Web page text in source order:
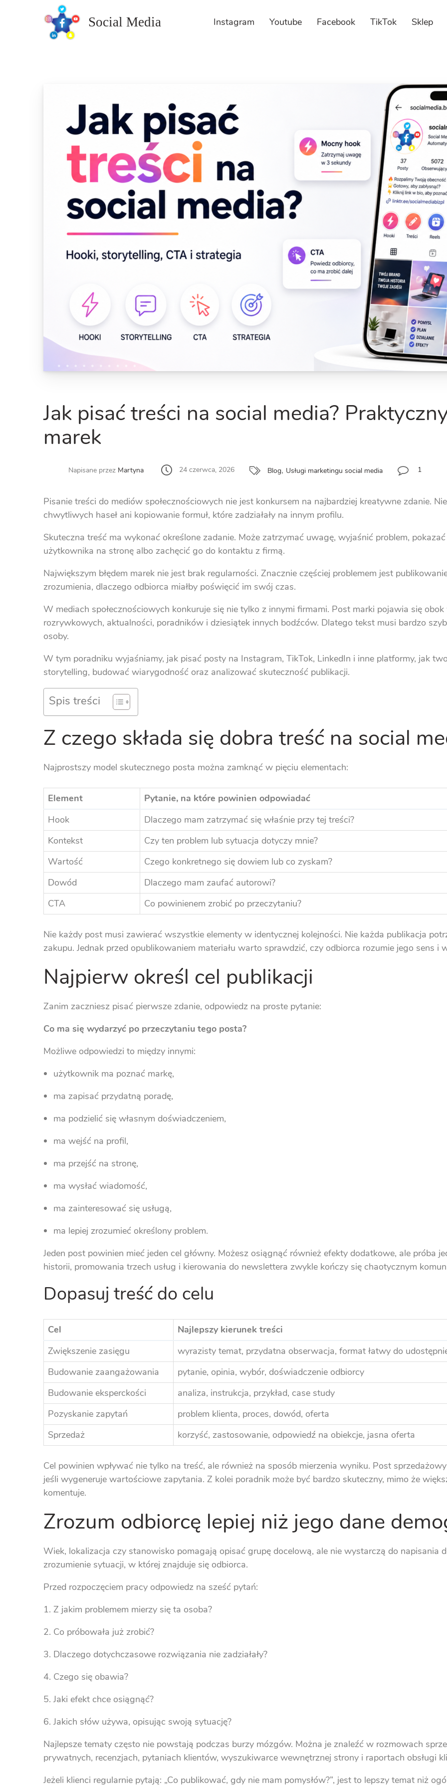
Social Media Instagram Youtube Facebook TikTok Sklep
Jak pisać treści na social media?
marek
Napisane przez Martyna 24 czerwca, 2026 Blog, Usługi marketingu social media 1
Pisanie treści do mediów społecznościowych nie jest konkursem na najbardziej kreatywne zdanie.
chwytliwych haseł ani kopiowanie formuł, które zadziałały na innym profilu.
Skuteczna treść ma wykonać określone zadanie. Może zatrzymać uwagę, wyjaśnić problem,
użytkownika na stronę albo zachęcić go do kontaktu z firmą.
Największym błędem marek nie jest brak regularności. Znacznie częściej problemem jest
zrozumienia, dlaczego odbiorca miałby poświęcić im swój czas.
W mediach społecznościowych konkuruje się nie tylko z innymi firmami. Post marki pojawia się
rozrywkowych, aktualności, poradników i dziesiątek innych bodźców. Dlatego tekst musi bardzo
osoby.
W tym poradniku wyjaśniamy, jak pisać posty na Instagram, TikTok, LinkedIn i inne platformy, jak
storytelling, budować wiarygodność oraz analizować skuteczność publikacji.
Spis treści
Z czego składa się dobra treść na social
Najprostszy model skutecznego posta można zamknąć w pięciu elementach:
Element
Pytanie, na które powinien odpowiadać
Hook
Dlaczego mam zatrzymać się właśnie przy tej treści?
Kontekst
Czy ten problem lub sytuacja dotyczy mnie?
Wartość
Czego konkretnego się dowiem lub co zyskam?
Dowód
Dlaczego mam zaufać autorowi?
CTA
Co powinienem zrobić po przeczytaniu?
Nie każdy post musi zawierać wszystkie elementy w identycznej kolejności. Nie każda publikacja
zakupu. Jednak przed opublikowaniem materiału warto sprawdzić, czy odbiorca rozumie jego sens i
Najpierw określ cel publikacji
Zanim zaczniesz pisać pierwsze zdanie, odpowiedz na proste pytanie:
Co ma się wydarzyć po przeczytaniu tego posta?
Możliwe odpowiedzi to między innymi:
użytkownik ma poznać markę,
ma zapisać przydatną poradę,
ma podzielić się własnym doświadczeniem,
ma wejść na profil,
ma przejść na stronę,
ma wysłać wiadomość,
ma zainteresować się usługą,
ma lepiej zrozumieć określony problem.
Jeden post powinien mieć jeden cel główny. Możesz osiągnąć również efekty dodatkowe, ale próba
historii, promowania trzech usług i kierowania do newslettera zwykle kończy się chaotycznym
Dopasuj treść do celu
Cel
Najlepszy kierunek treści
Zwiększenie zasięgu
wyrazisty temat, przydatna obserwacja, format łatwy do
Budowanie zaangażowania
pytanie, opinia, wybór, doświadczenie odbiorcy
Budowanie eksperckości
analiza, instrukcja, przykład, case study
Pozyskanie zapytań
problem klienta, proces, dowód, oferta
Sprzedaż
korzyść, zastosowanie, odpowiedź na obiekcje, jasna oferta
Cel powinien wpływać nie tylko na treść, ale również na sposób mierzenia wyniku. Post
jeśli wygeneruje wartościowe zapytania. Z kolei poradnik może być bardzo skuteczny, mimo że
komentuje.
Zrozum odbiorcę lepiej niż jego dane
Wiek, lokalizacja czy stanowisko pomagają opisać grupę docelową, ale nie wystarczą do napisania
zrozumienie sytuacji, w której znajduje się odbiorca.
Przed rozpoczęciem pracy odpowiedz na sześć pytań:
Z jakim problemem mierzy się ta osoba?
Co próbowała już zrobić?
Dlaczego dotychczasowe rozwiązania nie zadziałały?
Czego się obawia?
Jaki efekt chce osiągnąć?
Jakich słów używa, opisując swoją sytuację?
Najlepsze tematy często nie powstają podczas burzy mózgów. Można je znaleźć w rozmowach
prywatnych, recenzjach, pytaniach klientów, wyszukiwarce wewnętrznej strony i raportach obsługi
Jeżeli klienci regularnie pytają: „Co publikować, gdy nie mam pomysłów?”, jest to lepszy temat niż